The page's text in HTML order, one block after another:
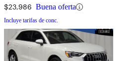
$23,986 Buena oferta
Incluye tarifas de conc.